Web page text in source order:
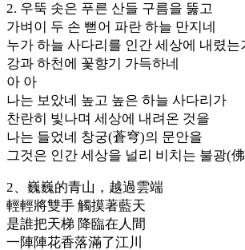
2. 우뚝 솟은 푸른 산들 구름을 뚫고
가벼이 두 손 뻗어 파란 하늘 만지네
누가 하늘 사다리를 인간 세상에 내렸는
강과 하천에 꽃향기 가득하네
아 아
나는 보았네 높고 높은 하늘 사다리가
찬란히 빛나며 세상에 내려온 것을
나는 들었네 창궁(蒼穹)의 문안을
그것은 인간 세상을 널리 비치는 불광(
2、巍巍的青山，越過雲端
輕輕將雙手 觸摸著藍天
是誰把天梯 降臨在人間
一陣陣花香落滿了江川